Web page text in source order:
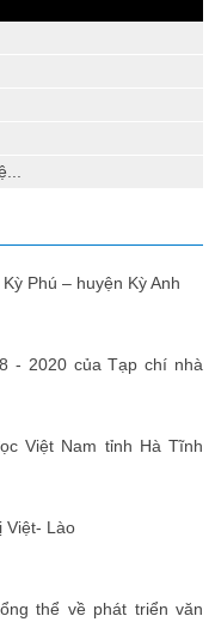
Phú – huyện Kỳ Anh
- 2020 của Tạp chí nhà
Việt Nam tỉnh Hà Tĩnh
Việt- Lào
thể về phát triển văn